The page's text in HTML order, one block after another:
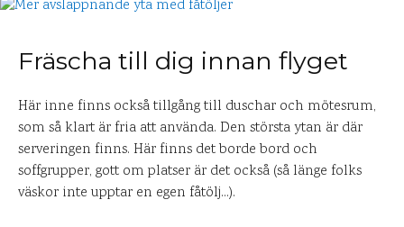
Fräscha till dig innan flyget
Här inne finns också tillgång till duschar och mötesrum,
som så klart är fria att använda. Den största ytan är där
serveringen finns. Här finns det borde bord och
soffgrupper, gott om platser är det också (så länge folks
väskor inte upptar en egen fåtölj…).